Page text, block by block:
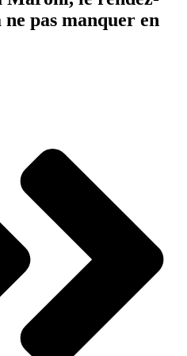
pas manquer en